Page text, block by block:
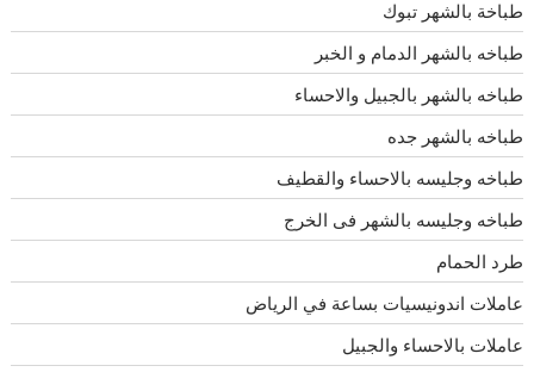
طباخة بالشهر تبوك
طباخه بالشهر الدمام و الخبر
طباخه بالشهر بالجبيل والاحساء
طباخه بالشهر جده
طباخه وجليسه بالاحساء والقطيف
طباخه وجليسه بالشهر فى الخرج
طرد الحمام
عاملات اندونيسيات بساعة في الرياض
عاملات بالاحساء والجبيل